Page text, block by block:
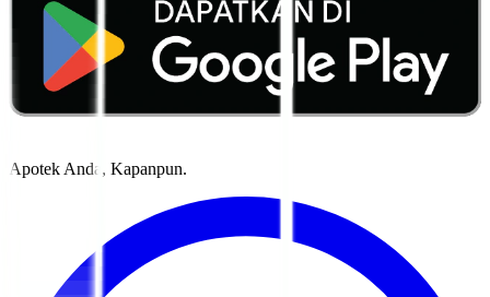
Apotek Anda, Kapanpun.